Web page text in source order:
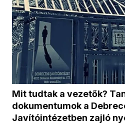
Mit tudtak a vezetők?
dokumentumok a
Javítóintézetben zajló